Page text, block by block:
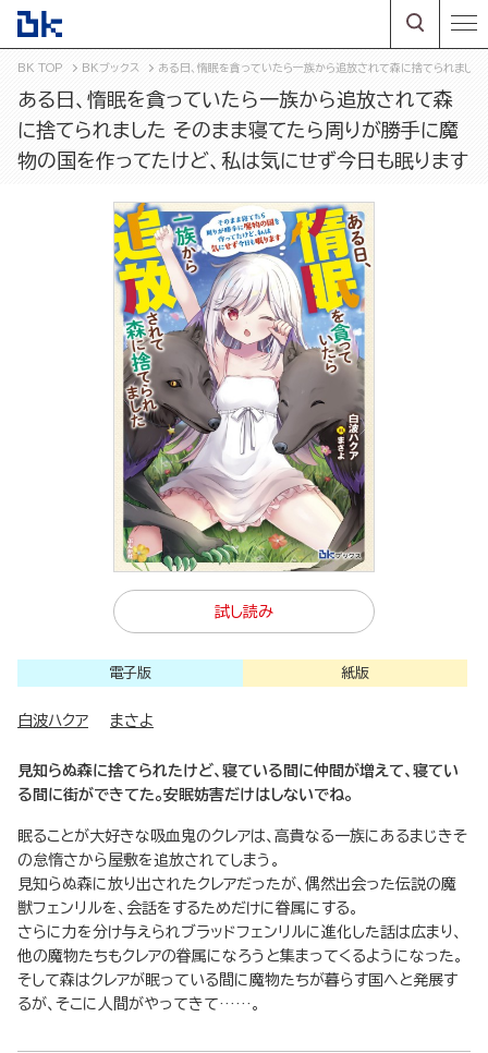
BK TOP BKブックス ある日、惰眠を貪っていたら一族から追放されて森に捨てられまし
ある日、惰眠を貪っていたら一族から追放されて森
に捨てられました そのまま寝てたら周りが勝手に魔
物の国を作ってたけど、私は気にせず今日も眠ります
試し読み
紙版
電子版
白波ハクア まさよ
見知らぬ森に捨てられたけど、寝ている間に仲間が増えて、寝てい
る間に街ができてた。安眠妨害だけはしないでね。
眠ることが大好きな吸血鬼のクレアは、高貴なる一族にあるまじきそ
の怠惰さから屋敷を追放されてしまう。
見知らぬ森に放り出されたクレアだったが、偶然出会った伝説の魔
獣フェンリルを、会話をするためだけに眷属にする。
さらに力を分け与えられブラッドフェンリルに進化した話は広まり、
他の魔物たちもクレアの眷属になろうと集まってくるようになった。
そして森はクレアが眠っている間に魔物たちが暮らす国へと発展す
るが、そこに人間がやってきて……。